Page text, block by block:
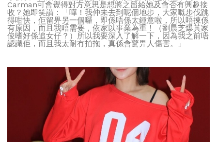
Carman可會覺得對方意思是想將之留給她及會否有興趣接
收？她即笑謂：「嘩！我仲未去到呢個地步，大家嘅步伐跳
得咁快，佢留畀另一個囉，即係唔係太鍾意啦，所以唔揀係
有原因，而且我唔需要，依家以事業為重！（劉晨芝爆黃家
俊嗜好係追女仔？）所以我要深入了解一下，因為我之前唔
認識佢，而且我太耐冇拍拖，真係會驚畀人傷害。」